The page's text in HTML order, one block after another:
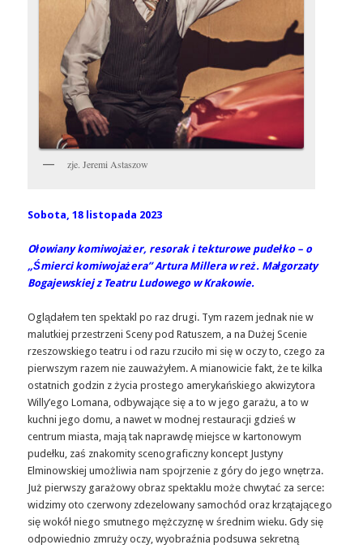
zje. Jeremi Astaszow
Sobota, 18 listopada 2023
Ołowiany komiwojażer, resorak i tekturowe pudełko – o
„Śmierci komiwojażera” Artura Millera w reż. Małgorzaty
Bogajewskiej z Teatru Ludowego w Krakowie.
Oglądałem ten spektakl po raz drugi. Tym razem jednak nie w
malutkiej przestrzeni Sceny pod Ratuszem, a na Dużej Scenie
rzeszowskiego teatru i od razu rzuciło mi się w oczy to, czego za
pierwszym razem nie zauważyłem. A mianowicie fakt, że te kilka
ostatnich godzin z życia prostego amerykańskiego akwizytora
Willy’ego Lomana, odbywające się a to w jego garażu, a to w
kuchni jego domu, a nawet w modnej restauracji gdzieś w
centrum miasta, mają tak naprawdę miejsce w kartonowym
pudełku, zaś znakomity scenograficzny koncept Justyny
Elminowskiej umożliwia nam spojrzenie z góry do jego wnętrza.
Już pierwszy garażowy obraz spektaklu może chwytać za serce:
widzimy oto czerwony zdezelowany samochód oraz krzątającego
się wokół niego smutnego mężczyznę w średnim wieku. Gdy się
odpowiednio zmruży oczy, wyobraźnia podsuwa sekretną